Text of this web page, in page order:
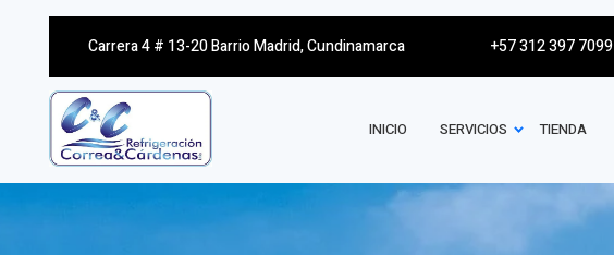
Carrera 4 # 13-20 Barrio Madrid, Cundinamarca +57 312 397 7099
INICIO SERVICIOS TIENDA